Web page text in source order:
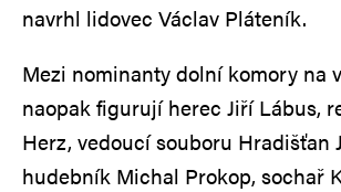
navrhl lidovec Václav Pláteník.
Mezi nominanty dolní komory na
naopak figurují herec Jiří Lábus,
Herz, vedoucí souboru Hradišťan
hudebník Michal Prokop, sochař